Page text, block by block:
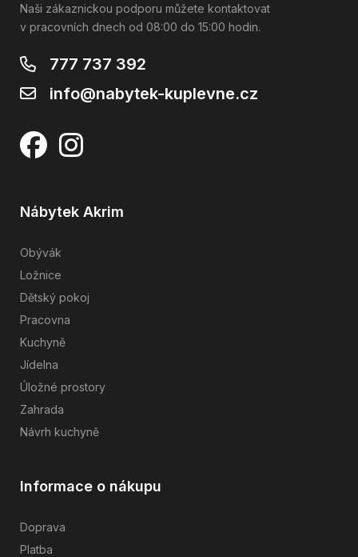
Naši zákaznickou podporu můžete kontaktovat
v pracovních dnech od 08:00 do 15:00 hodin.
777 737 392
info@nabytek-kuplevne.cz
Nábytek Akrim
Obývák
Ložnice
Dětský pokoj
Pracovna
Kuchyně
Jídelna
Úložné prostory
Zahrada
Návrh kuchyně
Informace o nákupu
Doprava
Platba